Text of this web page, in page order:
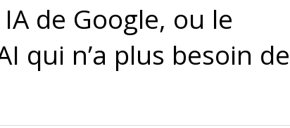
de Google, ou le
qui n’a plus besoin de